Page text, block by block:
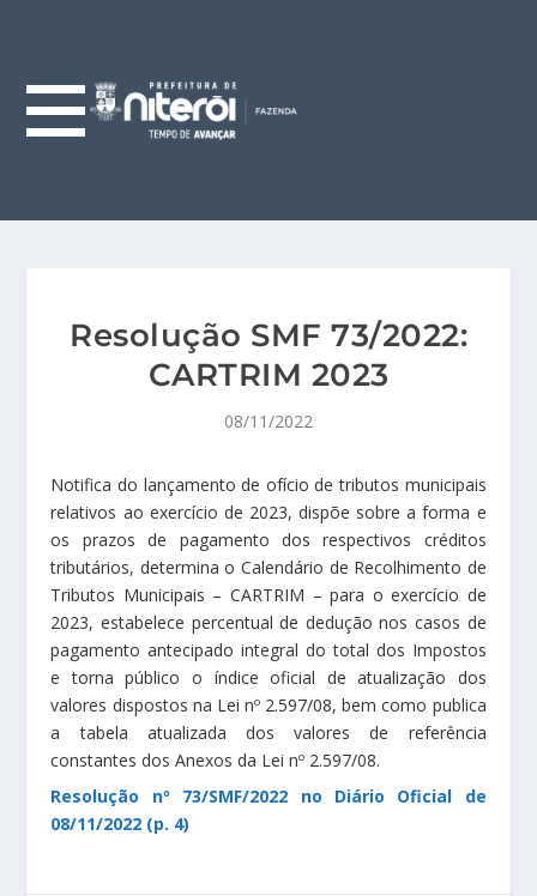
Resolução SMF 73/2022:
CARTRIM 2023
08/11/2022
Notifica do lançamento de ofício de tributos municipais
relativos ao exercício de 2023, dispõe sobre a forma e
os prazos de pagamento dos respectivos créditos
tributários, determina o Calendário de Recolhimento de
Tributos Municipais – CARTRIM – para o exercício de
2023, estabelece percentual de dedução nos casos de
pagamento antecipado integral do total dos Impostos
e torna público o índice oficial de atualização dos
valores dispostos na Lei nº 2.597/08, bem como publica
a tabela atualizada dos valores de referência
constantes dos Anexos da Lei nº 2.597/08.
Resolução nº 73/SMF/2022 no Diário Oficial de
08/11/2022 (p. 4)